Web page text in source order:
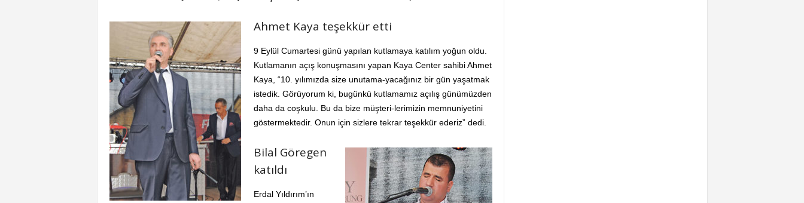
Ahmet Kaya teşekkür etti
9 Eylül Cumartesi günü yapılan kutlamaya katılım yoğun oldu.
Kutlamanın açış konuşmasını yapan Kaya Center sahibi Ahmet
Kaya, “10. yılımızda size unutama-yacağınız bir gün yaşatmak
istedik. Görüyorum ki, bugünkü kutlamamız açılış günümüzden
daha da coşkulu. Bu da bize müşteri-lerimizin memnuniyetini
göstermektedir. Onun için sizlere tekrar teşekkür ederiz” dedi.
Bilal Göregen
katıldı
Erdal Yıldırım’ın